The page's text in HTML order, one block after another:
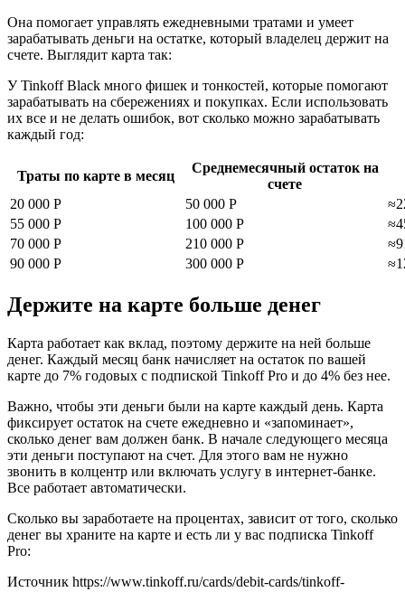
Она помогает управлять ежедневными тратами и умеет
зарабатывать деньги на остатке, который владелец держит на
счете. Выглядит карта так:
У Tinkoff Black много фишек и тонкостей, которые помогают
зарабатывать на сбережениях и покупках. Если использовать
их все и не делать ошибок, вот сколько можно зарабатывать
каждый год:
Траты по карте в месяц
Среднемесячный остаток на
счете
20 000 Р
50 000 Р
55 000 Р
100 000 Р
70 000 Р
210 000 Р
90 000 Р
300 000 Р
Держите на карте больше денег
Карта работает как вклад, поэтому держите на ней больше
денег. Каждый месяц банк начисляет на остаток по вашей
карте до 7% годовых с подпиской Tinkoff Pro и до 4% без нее.
Важно, чтобы эти деньги были на карте каждый день. Карта
фиксирует остаток на счете ежедневно и «запоминает»,
сколько денег вам должен банк. В начале следующего месяца
эти деньги поступают на счет. Для этого вам не нужно
звонить в колцентр или включать услугу в интернет-банке.
Все работает автоматически.
Сколько вы заработаете на процентах, зависит от того, сколько
денег вы храните на карте и есть ли у вас подписка Tinkoff
Pro:
Источник https://www.tinkoff.ru/cards/debit-cards/tinkoff-